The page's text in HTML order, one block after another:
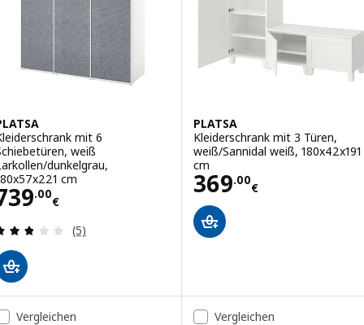
mit 6
weiß
dunkelgrau,
cm
.00
€
739.00€
Bewertungen: 2.8 von 5 Sternen. Bewertungen
(5)
PLATSA
Kleiderschrank mit 3 Türen,
weiß/Sannidal weiß, 180x42x191
cm
369.00
€
Preis 369.00€
Vergleichen Vergleichen